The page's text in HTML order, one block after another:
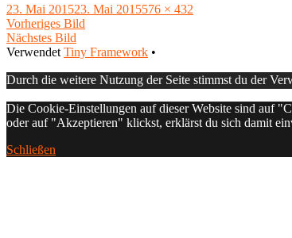
Veröffentlicht
am
23. Mai 201523. Mai 2015Volle
576 × 432
Vorheriges Bild
Nächstes Bild
Footer
Inhalt
Verwendet Tiny Framework •
Durch die weitere Nutzung der Seite stimmst du der
Die Cookie-Einstellungen auf dieser Website sind auf
oder auf "Akzeptieren" klickst, erklärst du sich damit
Schließen